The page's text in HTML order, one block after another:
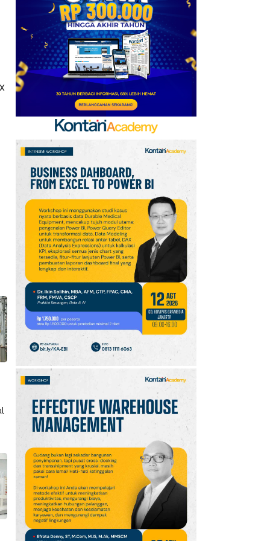
Baru, Ini Daftar 54
Saham HSC BEI per 6
Agustus 2026
7
UEFA hingga Luis Figo,
Ini Daftar Pihak yang
Menentang Gianni
Infantino
8
Krisis Migrasi Ancam
Status Maroko sebagai
Tuan Rumah Piala Dunia
2030
Promo Super Hemat
Indomaret 6–19 Agustus
2026, Diskon Kebutuhan
Rumah hingga 40%
10 Jadwal Persija vs Arema
FC Perebutan Juara 3
Piala Presiden 2026,
Kick-off Sore Ini